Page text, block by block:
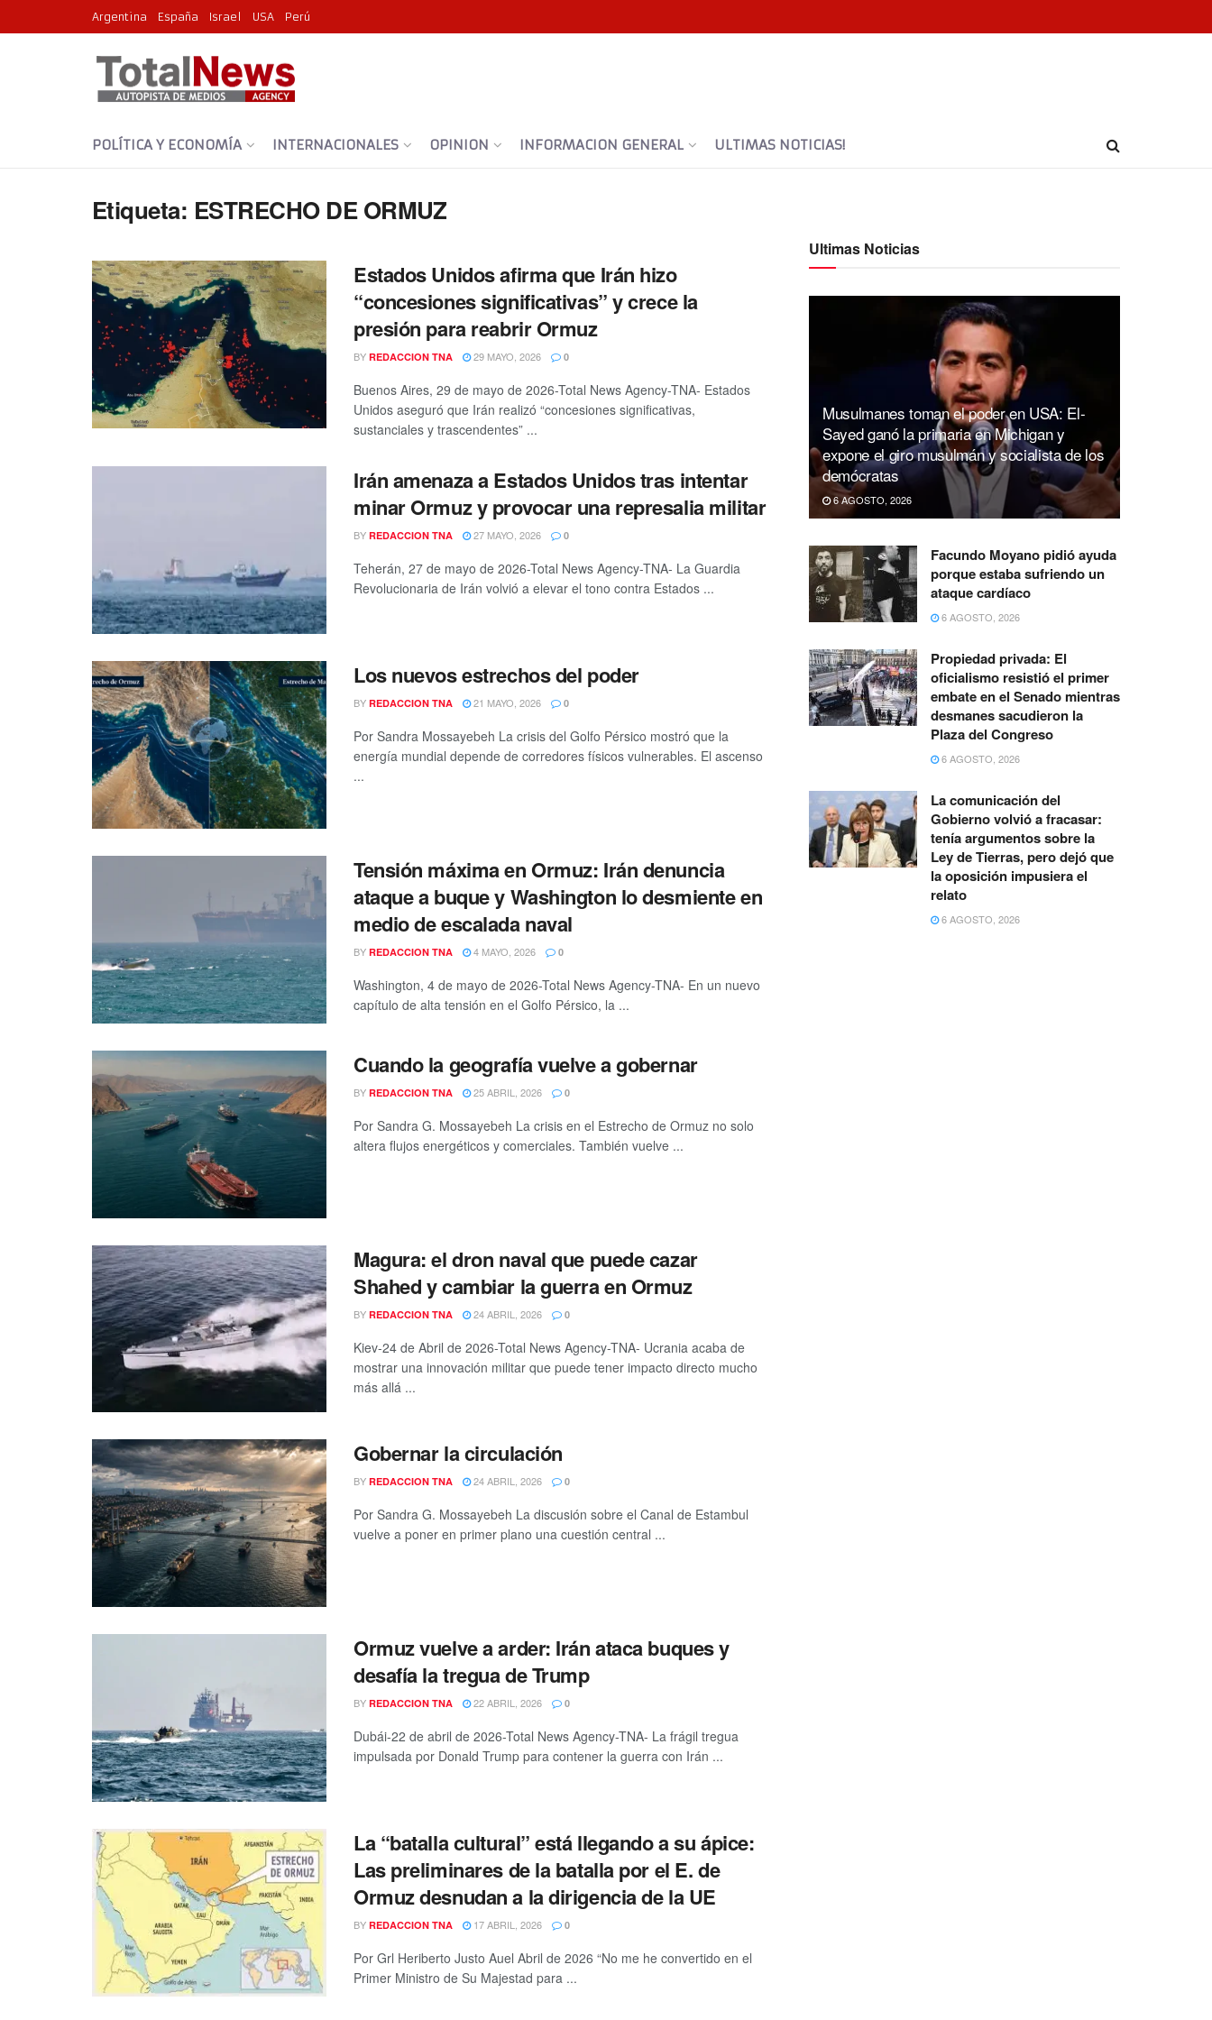
Argentina España Israel USA Perú
POLÍTICA Y ECONOMÍA INTERNACIONALES OPINION INFORMACION GENERAL ULTIMAS NOTICIAS!
Etiqueta: ESTRECHO DE ORMUZ
Estados Unidos afirma que Irán hizo
“concesiones significativas” y crece la
presión para reabrir Ormuz
BY REDACCION TNA 29 MAYO, 2026 0
Buenos Aires, 29 de mayo de 2026-Total News Agency-TNA- Estados
Unidos aseguró que Irán realizó “concesiones significativas,
sustanciales y trascendentes” ...
Irán amenaza a Estados Unidos tras intentar
minar Ormuz y provocar una represalia militar
BY REDACCION TNA 27 MAYO, 2026 0
Teherán, 27 de mayo de 2026-Total News Agency-TNA- La Guardia
Revolucionaria de Irán volvió a elevar el tono contra Estados ...
Los nuevos estrechos del poder
BY REDACCION TNA 21 MAYO, 2026 0
Por Sandra Mossayebeh La crisis del Golfo Pérsico mostró que la
energía mundial depende de corredores físicos vulnerables. El ascenso
...
Tensión máxima en Ormuz: Irán denuncia
ataque a buque y Washington lo desmiente en
medio de escalada naval
BY REDACCION TNA 4 MAYO, 2026 0
Washington, 4 de mayo de 2026-Total News Agency-TNA- En un nuevo
capítulo de alta tensión en el Golfo Pérsico, la ...
Cuando la geografía vuelve a gobernar
BY REDACCION TNA 25 ABRIL, 2026 0
Por Sandra G. Mossayebeh La crisis en el Estrecho de Ormuz no solo
altera flujos energéticos y comerciales. También vuelve ...
Magura: el dron naval que puede cazar
Shahed y cambiar la guerra en Ormuz
BY REDACCION TNA 24 ABRIL, 2026 0
Kiev-24 de Abril de 2026-Total News Agency-TNA- Ucrania acaba de
mostrar una innovación militar que puede tener impacto directo mucho
más allá ...
Gobernar la circulación
BY REDACCION TNA 24 ABRIL, 2026 0
Por Sandra G. Mossayebeh La discusión sobre el Canal de Estambul
vuelve a poner en primer plano una cuestión central ...
Ormuz vuelve a arder: Irán ataca buques y
desafía la tregua de Trump
BY REDACCION TNA 22 ABRIL, 2026 0
Dubái-22 de abril de 2026-Total News Agency-TNA- La frágil tregua
impulsada por Donald Trump para contener la guerra con Irán ...
La “batalla cultural” está llegando a su ápice:
Las preliminares de la batalla por el E. de
Ormuz desnudan a la dirigencia de la UE
BY REDACCION TNA 17 ABRIL, 2026 0
Por Grl Heriberto Justo Auel Abril de 2026 “No me he convertido en el
Primer Ministro de Su Majestad para ...
Ultimas Noticias
Musulmanes toman el poder en USA: El-
Sayed ganó la primaria en Michigan y
expone el giro musulmán y socialista de los
demócratas
6 AGOSTO, 2026
Facundo Moyano pidió ayuda
porque estaba sufriendo un
ataque cardíaco
6 AGOSTO, 2026
Propiedad privada: El
oficialismo resistió el primer
embate en el Senado mientras
desmanes sacudieron la
Plaza del Congreso
6 AGOSTO, 2026
La comunicación del
Gobierno volvió a fracasar:
tenía argumentos sobre la
Ley de Tierras, pero dejó que
la oposición impusiera el
relato
6 AGOSTO, 2026